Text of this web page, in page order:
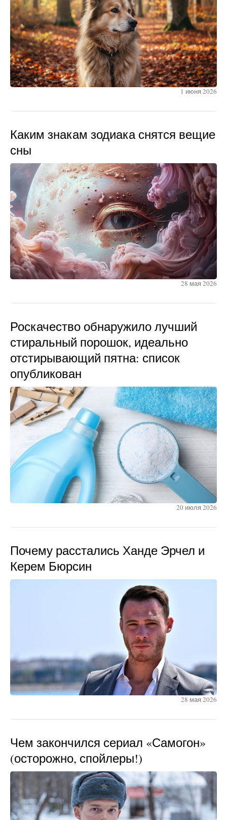
1 июня 2026
Каким знакам зодиака снятся вещие
сны
28 мая 2026
Роскачество обнаружило лучший
стиральный порошок, идеально
отстирывающий пятна: список
опубликован
20 июля 2026
Почему расстались Ханде Эрчел и
Керем Бюрсин
28 мая 2026
Чем закончился сериал «Самогон»
(осторожно, спойлеры!)